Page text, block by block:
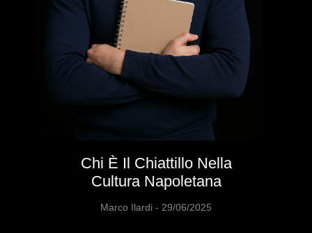
Chi È Il Chiattillo Nella
Cultura Napoletana
Marco Ilardi 29/06/2025